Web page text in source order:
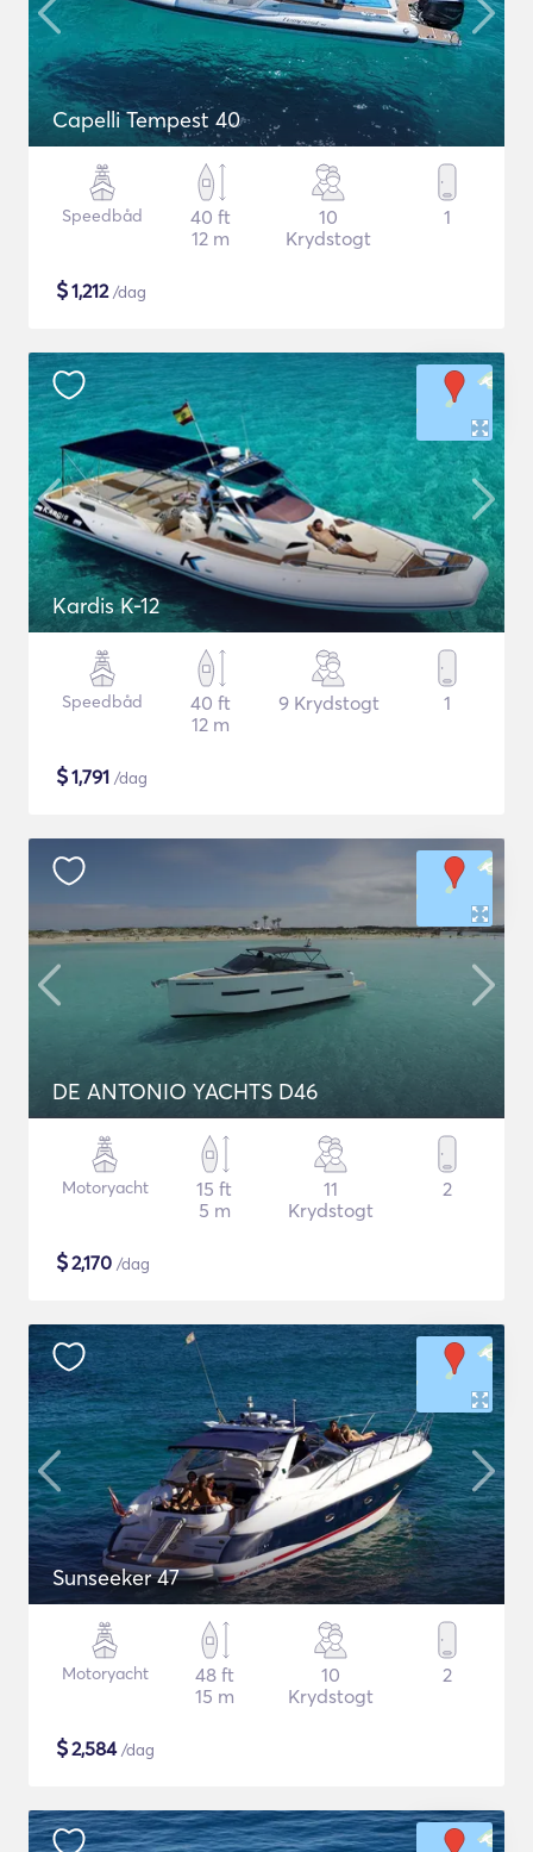
Capelli Tempest 40
Speedbåd
40 ft
12 m
10
Krydstogt
1
$1,212/dag
Kardis K-12
Speedbåd
40 ft
12 m
9 Krydstogt 1
$1,791 /dag
DE ANTONIO YACHTS D46
Motoryacht
15 ft
5 m
11
Krydstogt
2
$2,170 /dag
Sunseeker 47
Motoryacht
48 ft
15 m
10
Krydstogt
2
$2,584/dag